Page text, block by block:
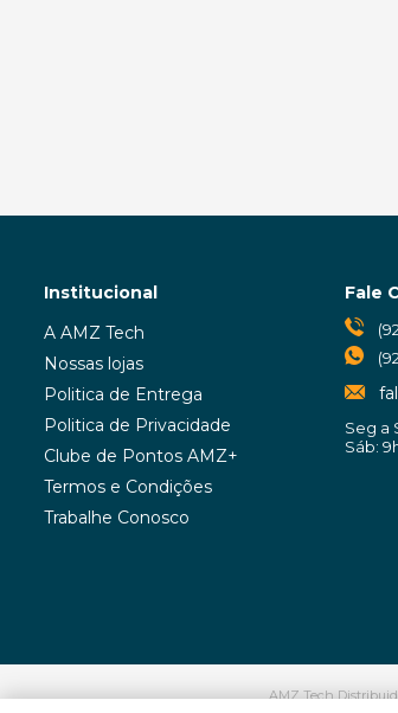
Institucional
A AMZ Tech
Nossas lojas
Politica de Entrega
Politica de Privacidade
Clube de Pontos AMZ+
Termos e Condições
Trabalhe Conosco
Fale
Seg a
Sáb:
AMZ Tech